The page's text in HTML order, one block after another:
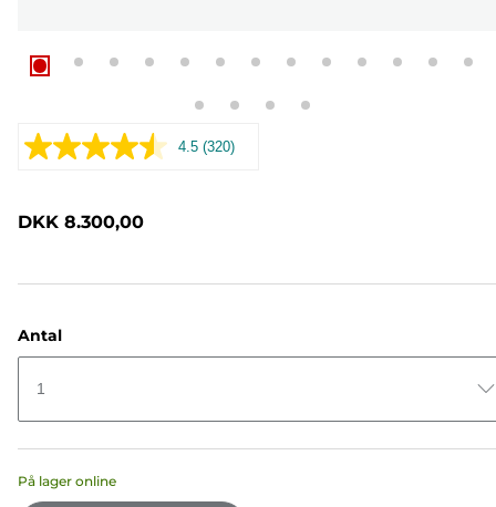
4.5 Læs
(320)
DKK 8.300,00
Antal
1
På lager online